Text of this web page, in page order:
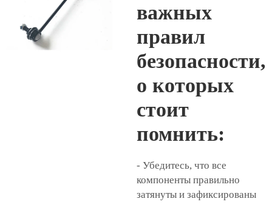
важных
правил
безопасности,
о которых
стоит
помнить:
- Убедитесь, что все
компоненты правильно
затянуты и зафиксированы